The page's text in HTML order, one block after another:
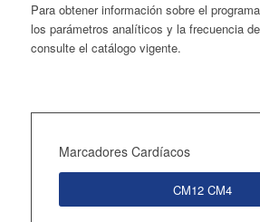
Para obtener información sobre el
los parámetros analíticos y la frecuencia
consulte el catálogo vigente.
Marcadores Cardíacos
CM12 CM4